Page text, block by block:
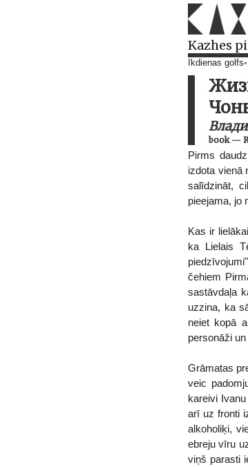
Kazhes
Ikdienas golfs
book—
Pirms
izdota vienā
salīdzināt,
pieejama, jo
Kas ir
ka Lielais
čehiem
sastāvdaļa
uzzina, ka
neiet kopā
personāži
Grāmatas
veic
kareivi
arī uz fronti
alkoholiķi,
ebreju vīru
viņš parasti